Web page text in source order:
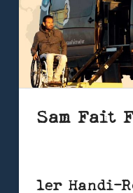
Sam Fait
1er Handi-